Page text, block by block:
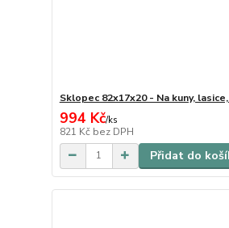
Sklopec 82x17x20 - Na kuny,
994 Kč/ks
821 Kč bez DPH
Přidat do